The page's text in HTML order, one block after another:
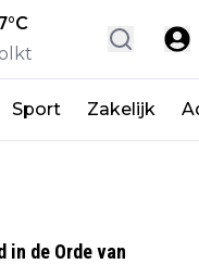
°C
Sport Zakelijk
in de Orde van